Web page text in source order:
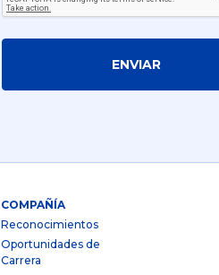
ENVIAR
COMPAÑÍA
Reconocimientos
Oportunidades de
Carrera